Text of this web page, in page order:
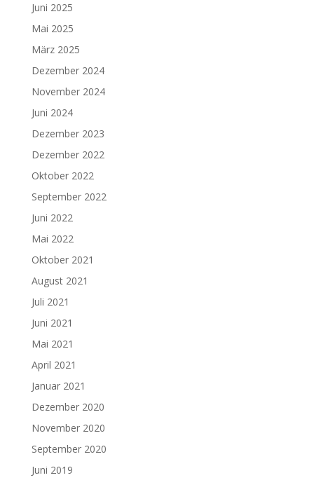
Juni 2025
Mai 2025
März 2025
Dezember 2024
November 2024
Juni 2024
Dezember 2023
Dezember 2022
Oktober 2022
September 2022
Juni 2022
Mai 2022
Oktober 2021
August 2021
Juli 2021
Juni 2021
Mai 2021
April 2021
Januar 2021
Dezember 2020
November 2020
September 2020
Juni 2019